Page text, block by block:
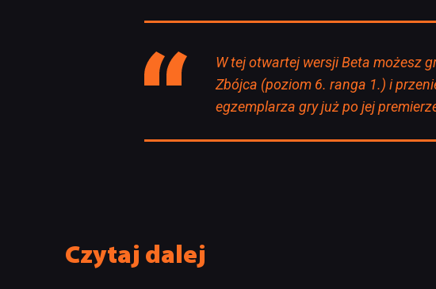
W tej otwartej wersji Beta możesz
Zbójca (poziom 6. ranga 1.) i
egzemplarza gry już po jej
Czytaj dalej